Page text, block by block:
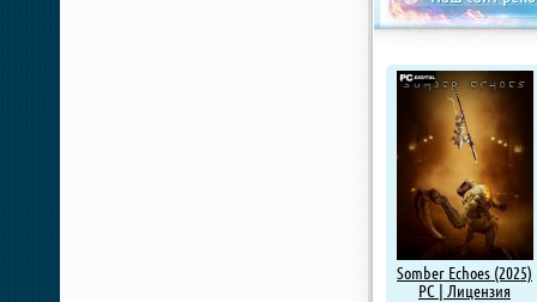
Somber Echoes (2025)
PC | Лицензия